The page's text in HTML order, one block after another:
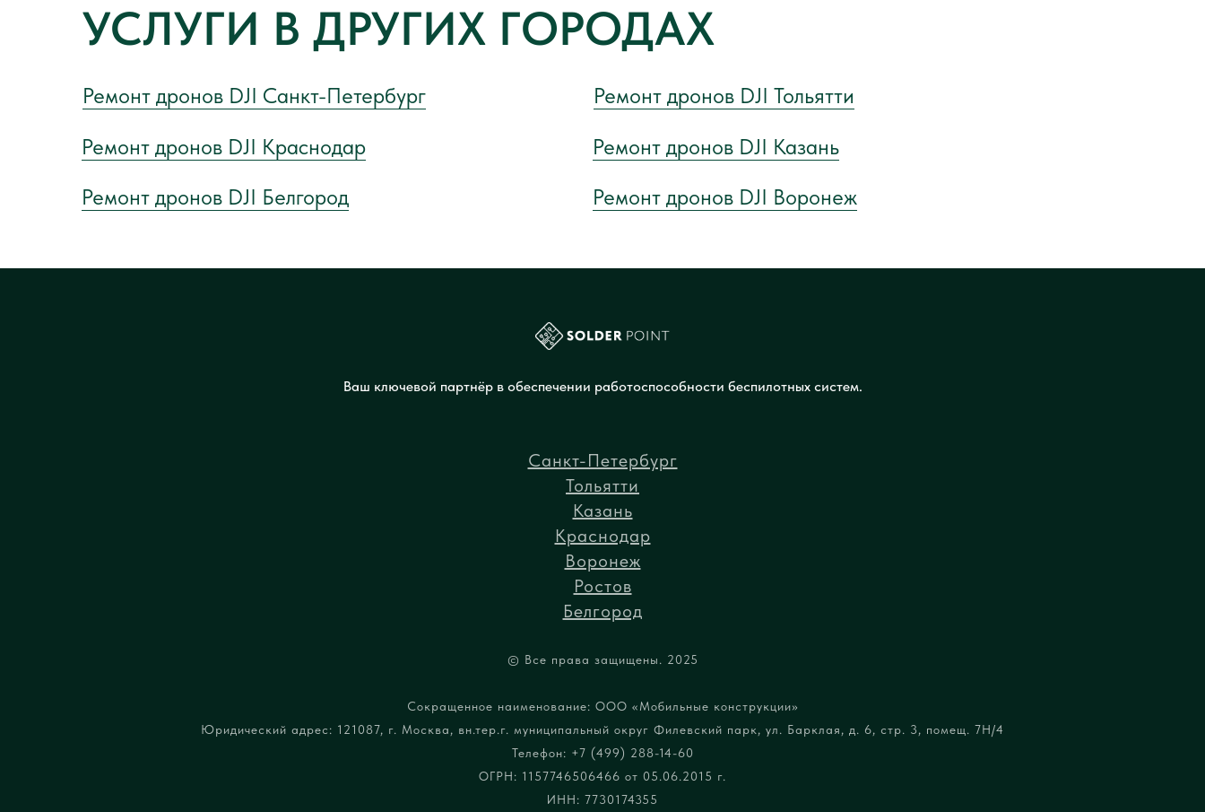
Ремонт дронов DJI Санкт-Петербург
Ремонт дронов DJI Тольятти
Ремонт дронов DJI Краснодар
Ремонт дронов DJI Казань
Ремонт дронов DJI Белгород
Ремонт дронов DJI Воронеж
УСЛУГИ В ДРУГИХ ГОРОДАХ
Ваш ключевой партнёр в обеспечении работоспособности беспилотных систем.
Санкт-Петербург
Тольятти
Казань
Краснодар
Воронеж
Ростов
Белгород
© Все права защищены. 2025
Сокращенное наименование: ООО «Мобильные конструкции»
Юридический адрес: 121087, г. Москва, вн.тер.г. муниципальный округ Филевский парк, ул. Барклая, д. 6, стр. 3, помещ. 7Н/4
Телефон: +7 (499) 288-14-60
ОГРН: 1157746506466 от 05.06.2015 г.
ИНН: 7730174355